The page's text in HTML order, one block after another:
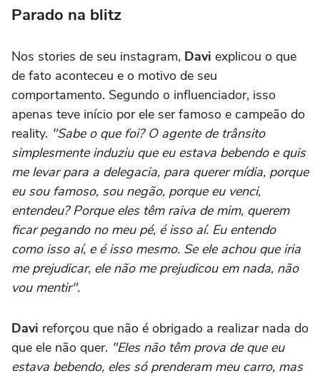
Parado na blitz
Nos stories de seu instagram, Davi explicou o que
de fato aconteceu e o motivo de seu
comportamento. Segundo o influenciador, isso
apenas teve início por ele ser famoso e campeão do
reality. "Sabe o que foi? O agente de trânsito
simplesmente induziu que eu estava bebendo e quis
me levar para a delegacia, para querer mídia, porque
eu sou famoso, sou negão, porque eu venci,
entendeu? Porque eles têm raiva de mim, querem
ficar pegando no meu pé, é isso aí. Eu entendo
como isso aí, e é isso mesmo. Se ele achou que iria
me prejudicar, ele não me prejudicou em nada, não
vou mentir".
Davi reforçou que não é obrigado a realizar nada do
que ele não quer. "Eles não têm prova de que eu
estava bebendo, eles só prenderam meu carro, mas